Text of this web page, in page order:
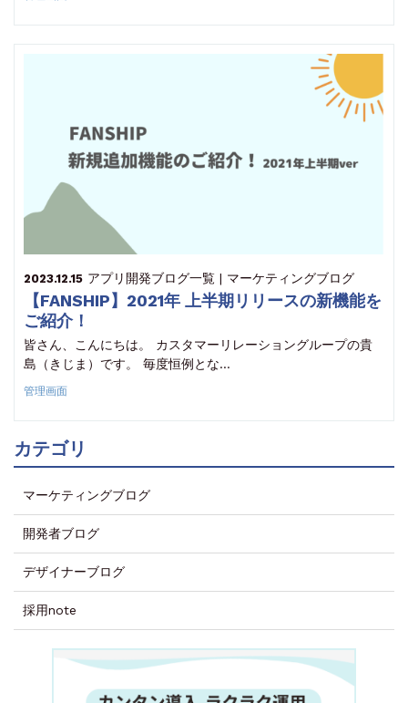
2023.12.15 アプリ開発ブログ一覧 | マーケティングブログ
【FANSHIP】2021年 上半期リリースの新機能を
ご紹介！
皆さん、こんにちは。 カスタマーリレーショングループの貴
島（きじま）です。 毎度恒例とな…
管理画面
カテゴリ
マーケティングブログ
開発者ブログ
デザイナーブログ
採用note